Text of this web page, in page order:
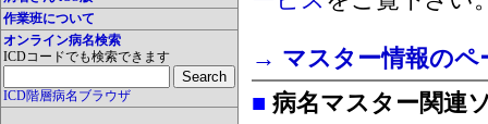
作業班について
オンライン病名検索
ICDコードでも検索できます
ICD階層病名ブラウザ
→ マスター情報のペ
■ 病名マスター関連